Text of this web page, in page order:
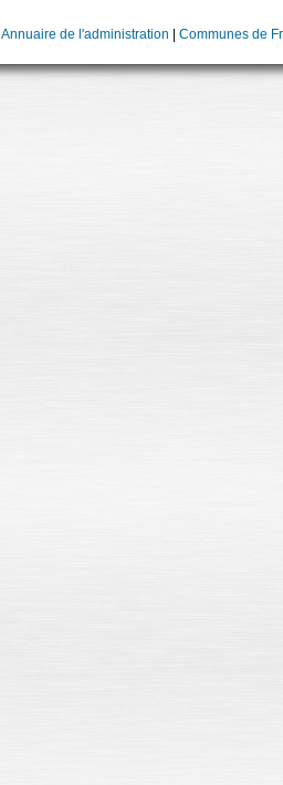
Annuaire de l'administration Communes de